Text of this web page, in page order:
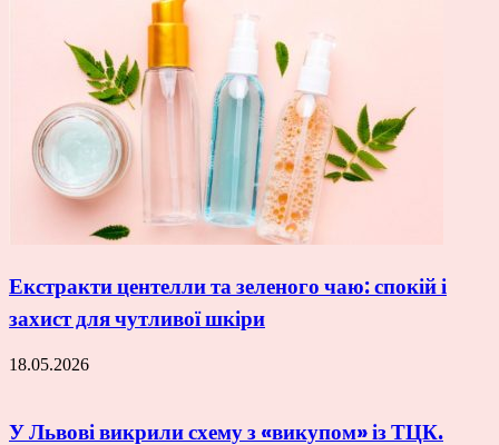
Екстракти центелли та зеленого чаю: спокій і
захист для чутливої шкіри
18.05.2026
У Львові викрили схему з «викупом» із ТЦК.